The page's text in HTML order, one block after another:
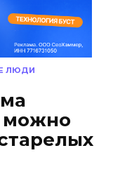
ЛЮДИ
можно